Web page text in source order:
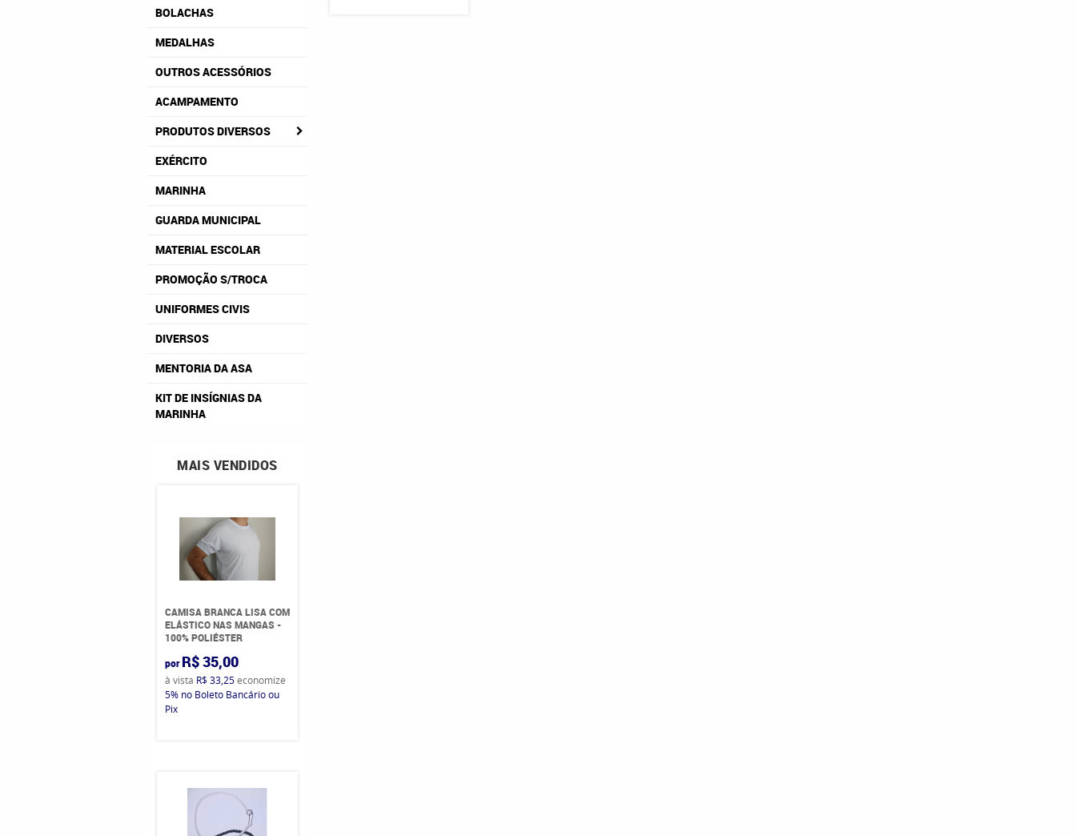
BOLACHAS
MEDALHAS
OUTROS ACESSÓRIOS
ACAMPAMENTO
PRODUTOS DIVERSOS
EXÉRCITO
MARINHA
GUARDA MUNICIPAL
MATERIAL ESCOLAR
PROMOÇÃO S/TROCA
UNIFORMES CIVIS
DIVERSOS
MENTORIA DA ASA
KIT DE INSÍGNIAS DA
MARINHA
MAIS VENDIDOS
CAMISA BRANCA LISA COM
ELÁSTICO NAS MANGAS -
100% POLIÉSTER
por R$ 35,00
à vista R$ 33,25economize
5% no Boleto Bancário ou
Pix